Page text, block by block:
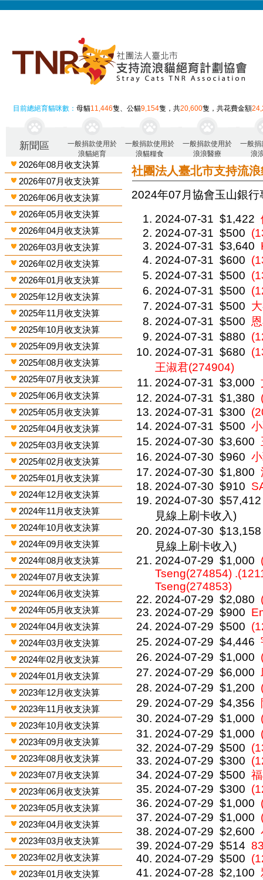
目前總絕育貓咪數：母貓11,446隻、公貓9,154隻，共20,600隻，共花費金額
新聞區
一般捐款使用於
浪貓絕育
一般捐款使用於
浪貓糧食
一般捐款使用於
浪浪醫療
一般捐
浪
2026年08月收支決算
2026年07月收支決算
2026年06月收支決算
2026年05月收支決算
2026年04月收支決算
2026年03月收支決算
2026年02月收支決算
2026年01月收支決算
2025年12月收支決算
2025年11月收支決算
2025年10月收支決算
2025年09月收支決算
2025年08月收支決算
2025年07月收支決算
2025年06月收支決算
2025年05月收支決算
2025年04月收支決算
2025年03月收支決算
2025年02月收支決算
2025年01月收支決算
2024年12月收支決算
2024年11月收支決算
2024年10月收支決算
2024年09月收支決算
2024年08月收支決算
2024年07月收支決算
2024年06月收支決算
2024年05月收支決算
2024年04月收支決算
2024年03月收支決算
2024年02月收支決算
2024年01月收支決算
2023年12月收支決算
2023年11月收支決算
2023年10月收支決算
2023年09月收支決算
2023年08月收支決算
2023年07月收支決算
2023年06月收支決算
2023年05月收支決算
2023年04月收支決算
2023年03月收支決算
2023年02月收支決算
2023年01月收支決算
社團法人臺北市支持流
2024年07月 協會玉山銀
2024-07-31 $1,422
2024-07-31 $500
2024-07-31 $3,640
2024-07-31 $600
2024-07-31 $500
2024-07-31 $500
2024-07-31 $500
2024-07-31 $500
2024-07-31 $880
2024-07-31 $680
王淑君(274904)
2024-07-31 $3,000
2024-07-31 $1,380
2024-07-31 $300
2024-07-31 $500
2024-07-30 $3,600
2024-07-30 $960
2024-07-30 $1,800
2024-07-30 $910
2024-07-30 $57,412
見線上刷卡收入)
2024-07-30 $13,158
見線上刷卡收入)
2024-07-29 $1,000
Tseng(274854)
Tseng(274853)
2024-07-29 $2,080
2024-07-29 $900
2024-07-29 $500
2024-07-29 $4,446
2024-07-29 $1,000
2024-07-29 $6,000
2024-07-29 $1,200
2024-07-29 $4,356
2024-07-29 $1,000
2024-07-29 $1,000
2024-07-29 $500
2024-07-29 $300
2024-07-29 $500
2024-07-29 $300
2024-07-29 $1,000
2024-07-29 $1,000
2024-07-29 $2,600
2024-07-29 $514
2024-07-29 $500
2024-07-28 $2,100